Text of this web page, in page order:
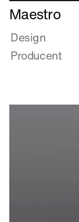
Læs
mere
om
Maestro
Maestro
Design
Producent